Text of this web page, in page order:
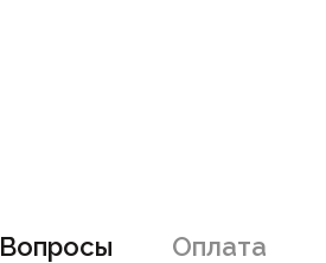
Вопросы Оплата